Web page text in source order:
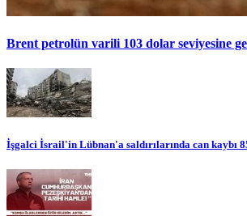
Brent petrolün varili 103 dolar seviyesine
İşgalci İsrail'in Lübnan'a saldırılarında can kaybı